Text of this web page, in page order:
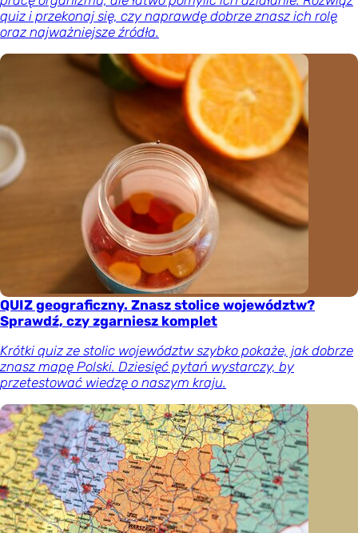
quiz i przekonaj się, czy naprawdę dobrze znasz ich rolę
oraz najważniejsze źródła.
QUIZ geograficzny. Znasz stolice województw?
Sprawdź, czy zgarniesz komplet
Krótki quiz ze stolic województw szybko pokaże, jak dobrze
znasz mapę Polski. Dziesięć pytań wystarczy, by
przetestować wiedzę o naszym kraju.